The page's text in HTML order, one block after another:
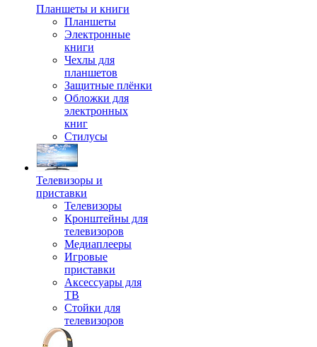
Планшеты и книги
Планшеты
Электронные
книги
Чехлы для
планшетов
Защитные плёнки
Обложки для
электронных
книг
Стилусы
Телевизоры и
приставки
Телевизоры
Кронштейны для
телевизоров
Медиаплееры
Игровые
приставки
Аксессуары для
ТВ
Стойки для
телевизоров